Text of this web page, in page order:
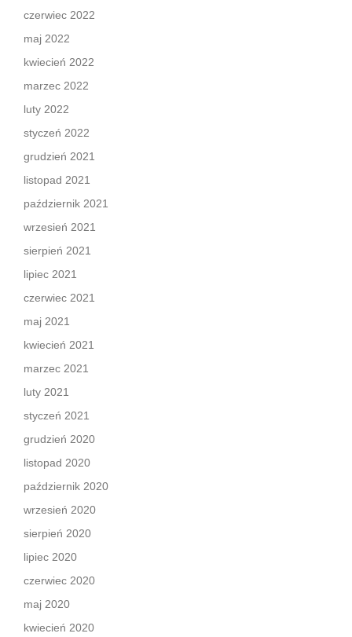
czerwiec 2022
maj 2022
kwiecień 2022
marzec 2022
luty 2022
styczeń 2022
grudzień 2021
listopad 2021
październik 2021
wrzesień 2021
sierpień 2021
lipiec 2021
czerwiec 2021
maj 2021
kwiecień 2021
marzec 2021
luty 2021
styczeń 2021
grudzień 2020
listopad 2020
październik 2020
wrzesień 2020
sierpień 2020
lipiec 2020
czerwiec 2020
maj 2020
kwiecień 2020